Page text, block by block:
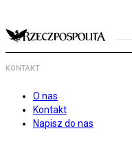
KONTAKT
O nas
Kontakt
Napisz do nas